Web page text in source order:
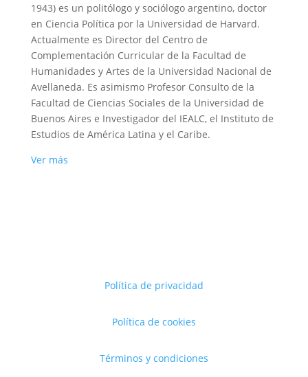
1943) es un politólogo y sociólogo argentino, doctor
en Ciencia Política por la Universidad de Harvard.
Actualmente es Director del Centro de
Complementación Curricular de la Facultad de
Humanidades y Artes de la Universidad Nacional de
Avellaneda. Es asimismo Profesor Consulto de la
Facultad de Ciencias Sociales de la Universidad de
Buenos Aires e Investigador del IEALC, el Instituto de
Estudios de América Latina y el Caribe.
Ver más
Política de privacidad
Política de cookies
Términos y condiciones